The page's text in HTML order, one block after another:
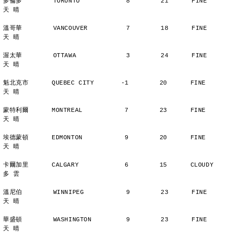
天 晴
溫哥華        VANCOUVER          7        18      FINE
天 晴
渥太華        OTTAWA             3        24      FINE
天 晴
魁北克市      QUEBEC CITY       -1        20      FINE
天 晴
蒙特利爾      MONTREAL           7        23      FINE
天 晴
埃德蒙頓      EDMONTON           9        20      FINE
天 晴
卡爾加里      CALGARY            6        15      CLOUDY
多 雲
溫尼伯        WINNIPEG           9        23      FINE
天 晴
華盛頓        WASHINGTON         9        23      FINE
天 晴